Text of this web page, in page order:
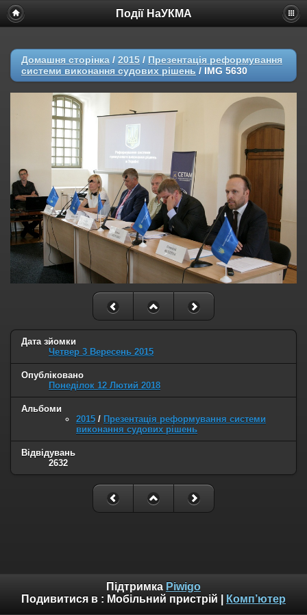
Події НаУКМА
Домашня сторінка / 2015 / Презентація реформування
системи виконання судових рішень / IMG 5630
Дата зйомки
Четвер 3 Вересень 2015
Опубліковано
Понеділок 12 Лютий 2018
Альбоми
2015 / Презентація реформування системи
виконання судових рішень
Відвідувань
2632
Підтримка Piwigo
Подивитися в : Мобільний пристрій Комп’ютер